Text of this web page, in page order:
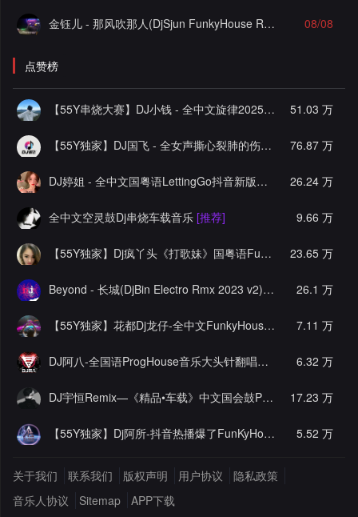
金钰儿 - 那风吹那人(DjSjun FunkyHouse Remix)Q鼓-DJ文少Edit 08/08
点赞榜
【55Y串烧大赛】DJ小钱 - 全中文旋律2025抖音热播精选串烧 51.03 万
【55Y独家】DJ国飞 - 全女声撕心裂肺的伤感情歌精选集-HiFi高清立体声车载连版大碟 76.87 万
DJ婷姐 - 全中文国粤语LettingGo抖音新版慢摇串烧 [推荐]
26.24 万
全中文空灵鼓Dj串烧车载音乐 [推荐] 9.66 万
【55Y独家】Dj疯丫头《打歌妹》国粤语Funk音乐抖音热播55Y车载串烧 23.65 万
Beyond - 长城(DjBin Electro Rmx 2023 v2)[热门] 26.1 万
【55Y独家】花都Dj龙仔-全中文FunkyHouse音乐近期网络流行热播慢摇串烧 7.11 万
DJ阿八-全国语ProgHouse音乐大头针翻唱抖音热播专辑串烧 6.32 万
DJ宇恒Remix—《精品•车载》中文国会鼓ProgHouse [推荐]
17.23 万
【55Y独家】Dj阿所-抖音热播爆了FunKyHouse中英文串烧 5.52 万
关于我们 联系我们 版权声明 用户协议
隐私政策
音乐人协议
Sitemap APP下载